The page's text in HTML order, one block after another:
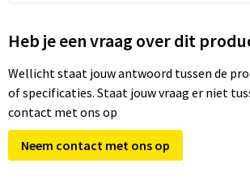
Heb je een vraag over dit
Wellicht staat jouw antwoord tussen de
of specificaties. Staat jouw vraag er niet
contact met ons op
Neem contact met ons op